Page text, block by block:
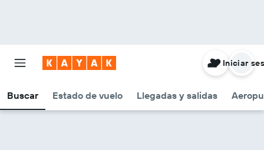
Buscar Estado de vuelo Llegadas y salidas
Iniciar